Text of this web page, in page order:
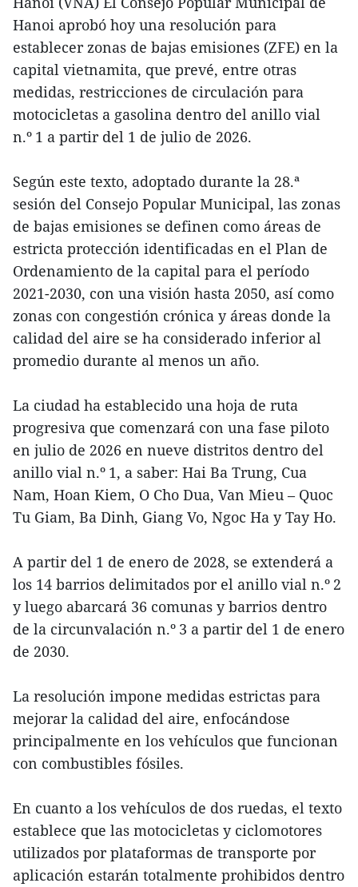
Hanoi aprobó hoy una resolución para
establecer zonas de bajas emisiones (ZFE) en la
capital vietnamita, que prevé, entre otras
medidas, restricciones de circulación para
motocicletas a gasolina dentro del anillo vial
n.º 1 a partir del 1 de julio de 2026.
Según este texto, adoptado durante la 28.ª
sesión del Consejo Popular Municipal, las zonas
de bajas emisiones se definen como áreas de
estricta protección identificadas en el Plan de
Ordenamiento de la capital para el período
2021-2030, con una visión hasta 2050, así como
zonas con congestión crónica y áreas donde la
calidad del aire se ha considerado inferior al
promedio durante al menos un año.
La ciudad ha establecido una hoja de ruta
progresiva que comenzará con una fase piloto
en julio de 2026 en nueve distritos dentro del
anillo vial n.º 1, a saber: Hai Ba Trung, Cua
Nam, Hoan Kiem, O Cho Dua, Van Mieu – Quoc
Tu Giam, Ba Dinh, Giang Vo, Ngoc Ha y Tay Ho.
A partir del 1 de enero de 2028, se extenderá a
los 14 barrios delimitados por el anillo vial n.º 2
y luego abarcará 36 comunas y barrios dentro
de la circunvalación n.º 3 a partir del 1 de enero
de 2030.
La resolución impone medidas estrictas para
mejorar la calidad del aire, enfocándose
principalmente en los vehículos que funcionan
con combustibles fósiles.
En cuanto a los vehículos de dos ruedas, el texto
establece que las motocicletas y ciclomotores
utilizados por plataformas de transporte por
aplicación estarán totalmente prohibidos dentro